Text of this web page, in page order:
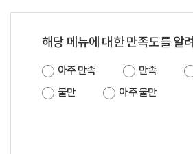
해당 메뉴에 대한 만족도를 알
아주 만족 만족
불만
아주 불만